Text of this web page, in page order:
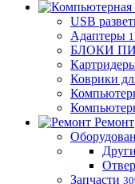
USB
Адаптеры
БЛОКИ
Коврики
Ремонт
Запчасти